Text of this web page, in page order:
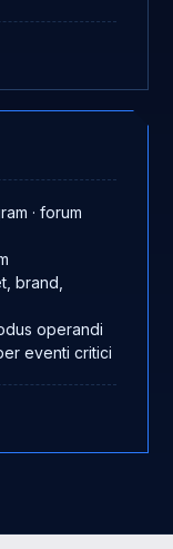
· forum
brand,
operandi
eventi critici